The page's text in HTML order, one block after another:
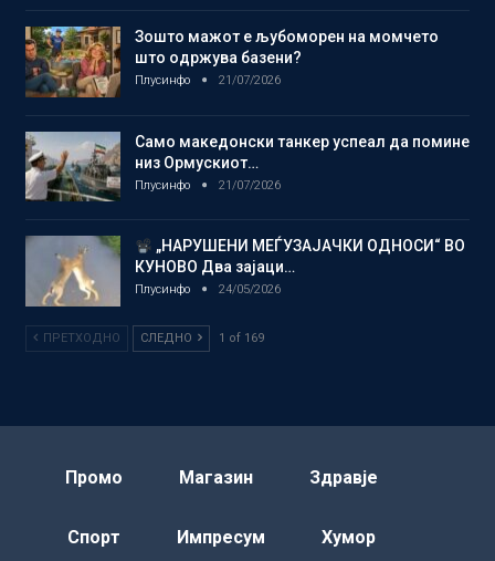
Зошто мажот е љубоморен на момчето
што одржува базени?
Плусинфо 21/07/2026
Само македонски танкер успеал да помине
низ Ормускиот…
Плусинфо 21/07/2026
„НАРУШЕНИ МЕЃУЗАЈАЧКИ ОДНОСИ“ ВО
КУНОВО Два зајаци…
Плусинфо 24/05/2026
ПРЕТХОДНО СЛЕДНО 1 of 169
Промо Магазин Здравје
Спорт Импресум Хумор